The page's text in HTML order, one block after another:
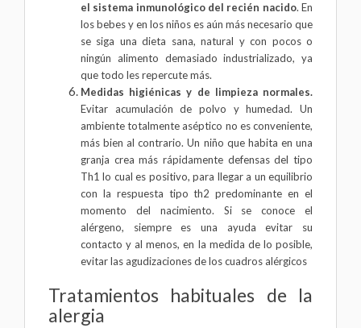
el sistema inmunológico del recién nacido. En
los bebes y en los niños es aún más necesario que
se siga una dieta sana, natural y con pocos o
ningún alimento demasiado industrializado, ya
que todo les repercute más.
Medidas higiénicas y de limpieza normales.
Evitar acumulación de polvo y humedad. Un
ambiente totalmente aséptico no es conveniente,
más bien al contrario. Un niño que habita en una
granja crea más rápidamente defensas del tipo
Th1 lo cual es positivo, para llegar a un equilibrio
con la respuesta tipo th2 predominante en el
momento del nacimiento. Si se conoce el
alérgeno, siempre es una ayuda evitar su
contacto y al menos, en la medida de lo posible,
evitar las agudizaciones de los cuadros alérgicos
Tratamientos habituales de la
alergia